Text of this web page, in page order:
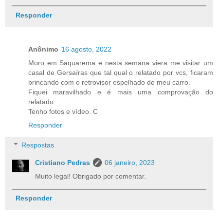
Responder
Anônimo 16 agosto, 2022
Moro em Saquarema e nesta semana viera me visitar um
casal de Gersaíras que tal qual o relatado por vcs, ficaram
brincando com o retrovisor espelhado do meu carro.
Fiquei maravilhado e é mais uma comprovação do
relatado.
Tenho fotos e vídeo. C
Responder
Respostas
Cristiano Pedras
06 janeiro, 2023
Muito legal! Obrigado por comentar.
Responder